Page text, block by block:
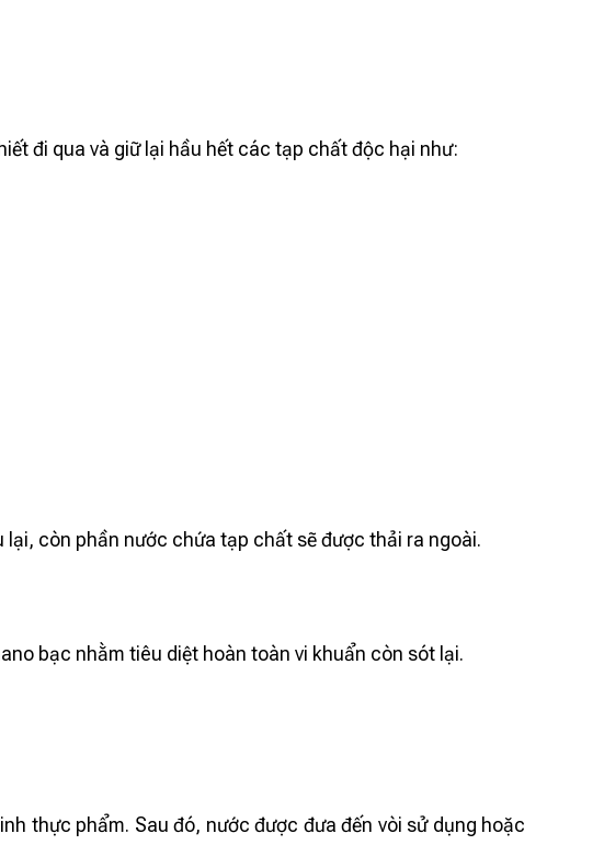
đi qua và giữ lại hầu hết các tạp chất độc hại như:
còn phần nước chứa tạp chất sẽ được thải ra ngoài.
bạc nhằm tiêu diệt hoàn toàn vi khuẩn còn sót lại.
thực phẩm. Sau đó, nước được đưa đến vòi sử dụng hoặc